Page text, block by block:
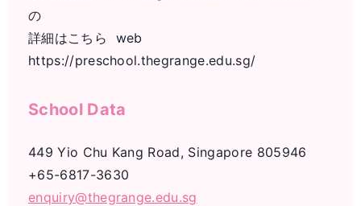
の
詳細はこちら web
https://preschool.thegrange.edu.sg/
School Data
449 Yio Chu Kang Road, Singapore 805946
+65-6817-3630
enquiry@thegrange.edu.sg